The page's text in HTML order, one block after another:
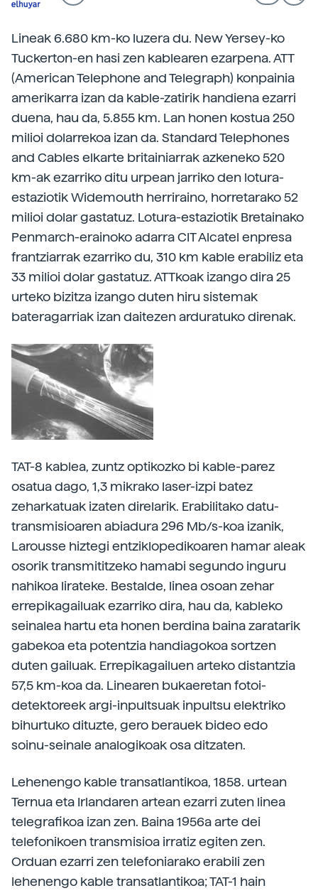
Lineak 6.680 km-ko luzera du. New Yersey-ko
Tuckerton-en hasi zen kablearen ezarpena. ATT
(American Telephone and Telegraph) konpainia
amerikarra izan da kable-zatirik handiena ezarri
duena, hau da, 5.855 km. Lan honen kostua 250
milioi dolarrekoa izan da. Standard Telephones
and Cables elkarte britainiarrak azkeneko 520
km-ak ezarriko ditu urpean jarriko den lotura-
estaziotik Widemouth herriraino, horretarako 52
milioi dolar gastatuz. Lotura-estaziotik Bretainako
Penmarch-erainoko adarra CIT Alcatel enpresa
frantziarrak ezarriko du, 310 km kable erabiliz eta
33 milioi dolar gastatuz. ATTkoak izango dira 25
urteko bizitza izango duten hiru sistemak
bateragarriak izan daitezen arduratuko direnak.
TAT-8 kablea, zuntz optikozko bi kable-parez
osatua dago, 1,3 mikrako laser-izpi batez
zeharkatuak izaten direlarik. Erabilitako datu-
transmisioaren abiadura 296 Mb/s-koa izanik,
Larousse hiztegi entziklopedikoaren hamar aleak
osorik transmititzeko hamabi segundo inguru
nahikoa lirateke. Bestalde, linea osoan zehar
errepikagailuak ezarriko dira, hau da, kableko
seinalea hartu eta honen berdina baina zaratarik
gabekoa eta potentzia handiagokoa sortzen
duten gailuak. Errepikagailuen arteko distantzia
57,5 km-koa da. Linearen bukaeretan fotoi-
detektoreek argi-inpultsuak inpultsu elektriko
bihurtuko dituzte, gero berauek bideo edo
soinu-seinale analogikoak osa ditzaten.
Lehenengo kable transatlantikoa, 1858. urtean
Ternua eta Irlandaren artean ezarri zuten linea
telegrafikoa izan zen. Baina 1956a arte dei
telefonikoen transmisioa irratiz egiten zen.
Orduan ezarri zen telefoniarako erabili zen
lehenengo kable transatlantikoa; TAT-1 hain